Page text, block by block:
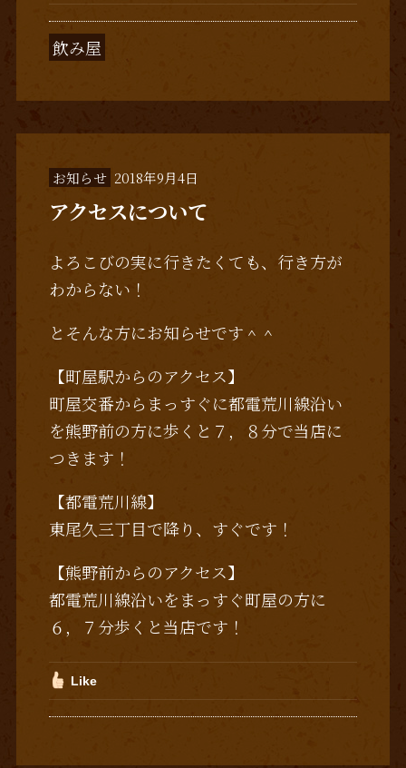
飲み屋
お知らせ 2018年9月4日
アクセスについて
よろこびの実に行きたくても、行き方が
わからない！
とそんな方にお知らせです＾＾
【町屋駅からのアクセス】
町屋交番からまっすぐに都電荒川線沿い
を熊野前の方に歩くと７，８分で当店に
つきます！
【都電荒川線】
東尾久三丁目で降り、すぐです！
【熊野前からのアクセス】
都電荒川線沿いをまっすぐ町屋の方に
６，７分歩くと当店です！
Like